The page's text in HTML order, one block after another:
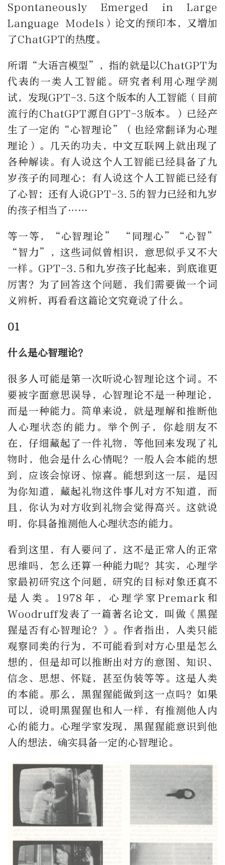
Spontaneously Emerged in Large
Language Models）论文的预印本，又增加
了ChatGPT的热度。
所谓“大语言模型”，指的就是以ChatGPT为
代表的一类人工智能。研究者利用心理学测
试，发现GPT-3.5这个版本的人工智能（目前
流行的ChatGPT源自GPT-3版本。）已经产
生了一定的“心智理论”（也经常翻译为心理
理论）。几天的功夫，中文互联网上就出现了
各种解读。有人说这个人工智能已经具备了九
岁孩子的同理心；有人说这个人工智能已经有
了心智；还有人说GPT-3.5的智力已经和九岁
的孩子相当了……
等一等，“心智理论” “同理心”“心智”
“智力”，这些词似曾相识，意思似乎又不大
一样。GPT-3.5和九岁孩子比起来，到底谁更
厉害？为了回答这个问题，我们需要做一个词
义辨析，再看看这篇论文究竟说了什么。
01
什么是心智理论？
很多人可能是第一次听说心智理论这个词。不
要被字面意思误导，心智理论不是一种理论，
而是一种能力。简单来说，就是理解和推断他
人心理状态的能力。举个例子，你趁朋友不
在，仔细藏起了一件礼物，等他回来发现了礼
物时，他会是什么心情呢？一般人会本能的想
到，应该会惊讶、惊喜。能想到这一层，是因
为你知道，藏起礼物这件事儿对方不知道，而
且，你认为对方收到礼物会觉得高兴。这就说
明，你具备推测他人心理状态的能力。
看到这里，有人要问了，这不是正常人的正常
思维吗，怎么还算一种能力呢？其实，心理学
家最初研究这个问题，研究的目标对象还真不
是人类。1978年，心理学家Premark和
Woodruff发表了一篇著名论文，叫做《黑猩
猩是否有心智理论？》。作者指出，人类只能
观察同类的行为，不可能看到对方心里是怎么
想的，但是却可以推断出对方的意图、知识、
信念、思想、怀疑，甚至伪装等等。这是人类
的本能。那么，黑猩猩能做到这一点吗？如果
可以，说明黑猩猩也和人一样，有推测他人内
心的能力。心理学家发现，黑猩猩能意识到他
人的想法，确实具备一定的心智理论。